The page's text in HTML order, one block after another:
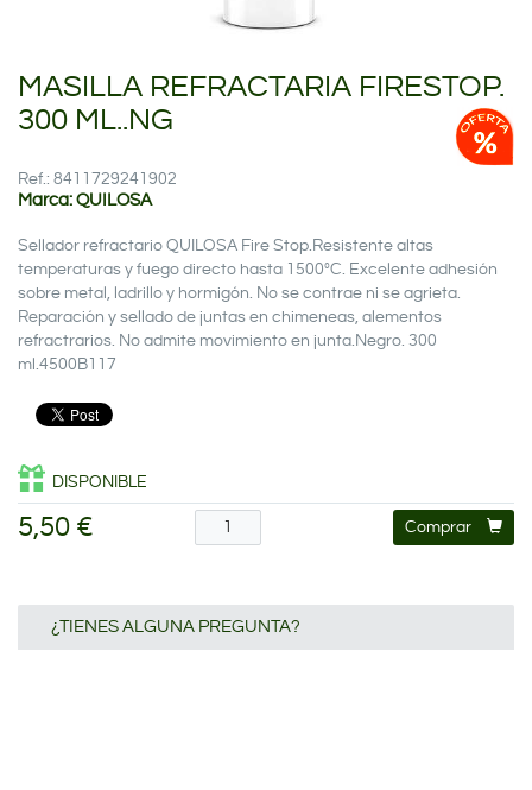
MASILLA REFRACTARIA FIRESTOP.
300 ML..NG
Ref.: 8411729241902
Marca: QUILOSA
Sellador refractario QUILOSA Fire Stop.Resistente altas
temperaturas y fuego directo hasta 1500ºC. Excelente adhesión
sobre metal, ladrillo y hormigón. No se contrae ni se agrieta.
Reparación y sellado de juntas en chimeneas, alementos
refractrarios. No admite movimiento en junta.Negro. 300
ml.4500B117
DISPONIBLE
5,50 € Comprar
¿TIENES ALGUNA PREGUNTA?